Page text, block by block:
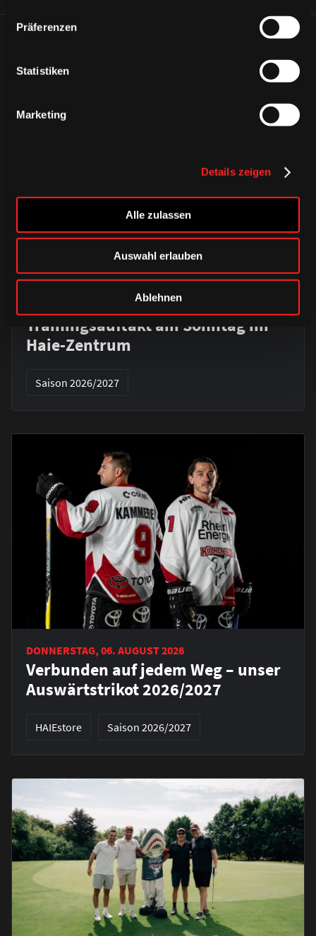
Präferenzen
Statistiken
Marketing
Details zeigen
Alle zulassen
Auswahl erlauben
Ablehnen
Alle Infos zum öffentlichen
Trainingsauftakt am Sonntag im
Haie-Zentrum
Saison 2026/2027
DONNERSTAG, 06. AUGUST 2026
Verbunden auf jedem Weg – unser
Auswärtstrikot 2026/2027
HAIEstore Saison 2026/2027